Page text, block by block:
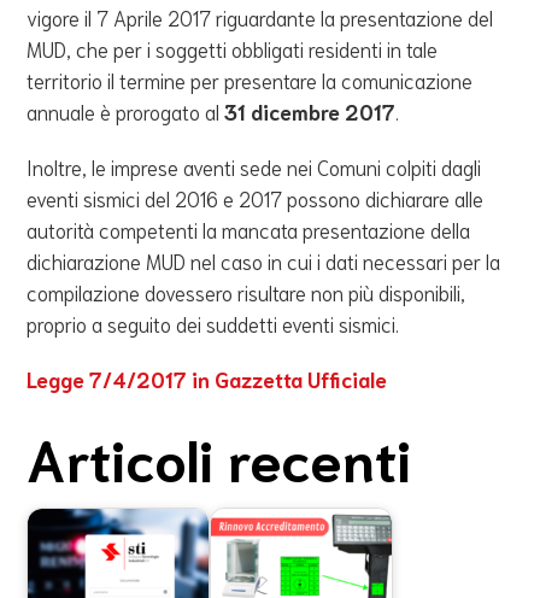
vigore il 7 Aprile 2017 riguardante la presentazione del
MUD, che per i soggetti obbligati residenti in tale
territorio il termine per presentare la comunicazione
annuale è prorogato al31 dicembre 2017
Inoltre, le imprese aventi sede nei Comuni colpiti dagli
eventi sismici del 2016 e 2017 possono dichiarare alle
autorità competenti la mancata presentazione della
dichiarazione MUD nel caso in cui i dati necessari per la
compilazione dovessero risultare non più disponibili,
proprio a seguito dei suddetti eventi sismici.
Legge 7/4/2017 in Gazzetta Ufficiale
Articoli recenti